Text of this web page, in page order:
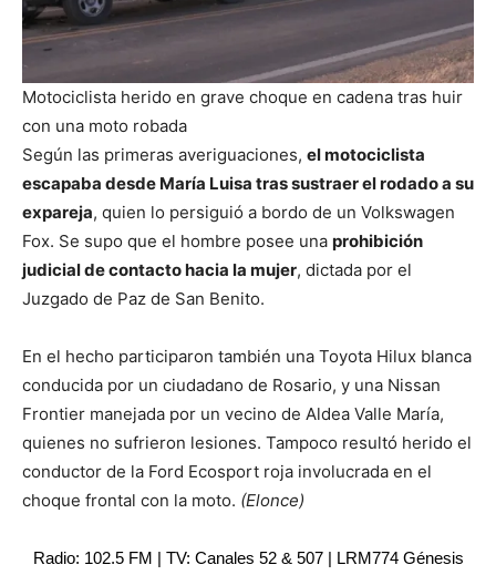
Motociclista herido en grave choque en cadena tras huir
con una moto robada
Según las primeras averiguaciones, el motociclista
escapaba desde María Luisa tras sustraer el rodado a su
expareja, quien lo persiguió a bordo de un Volkswagen
Fox. Se supo que el hombre posee una prohibición
judicial de contacto hacia la mujer, dictada por el
Juzgado de Paz de San Benito.
En el hecho participaron también una Toyota Hilux blanca
conducida por un ciudadano de Rosario, y una Nissan
Frontier manejada por un vecino de Aldea Valle María,
quienes no sufrieron lesiones. Tampoco resultó herido el
conductor de la Ford Ecosport roja involucrada en el
choque frontal con la moto. (Elonce)
Radio: 102.5 FM | TV: Canales 52 & 507 | LRM774 Génesis